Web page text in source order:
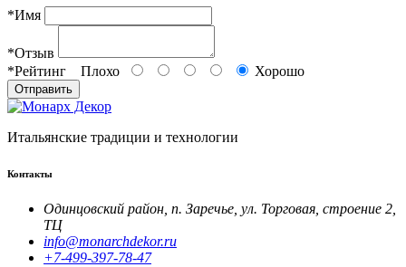
*Имя
*Отзыв
*Рейтинг Плохо Хорошо
Отправить
Итальянские традиции и технологии
Контакты
Одинцовский район, п. Заречье, ул. Торговая, строение 2,
ТЦ
info@monarchdekor.ru
+7-499-397-78-47